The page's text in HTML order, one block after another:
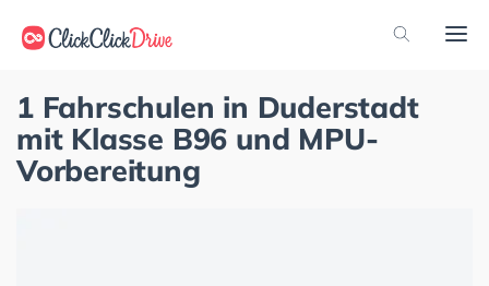
1 Fahrschulen in Duderstadt
mit Klasse B96 und MPU-
Vorbereitung